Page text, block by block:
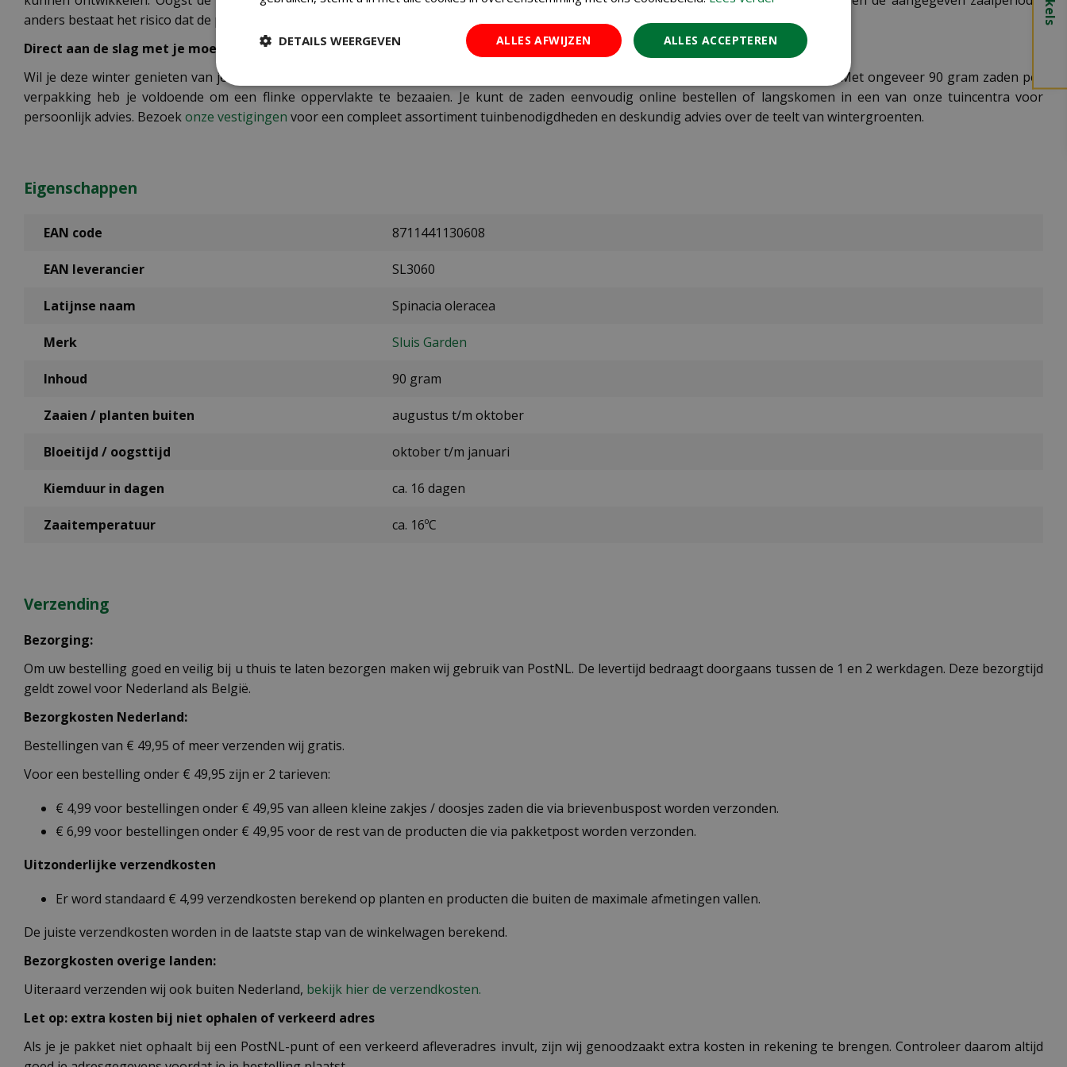
anders bestaat het risico dat de planten voortijdig doorschieten.
Direct aan de slag met je moestuin
Wil je deze winter genieten van je eigen verse spinazie? Bestel dan nu je Spinazie Winterreuzen zaden en start met je wintermoestuin. Met ongeveer 90 gram zaden per
verpakking heb je voldoende om een flinke oppervlakte te bezaaien. Je kunt de zaden eenvoudig online bestellen of langskomen in een van onze tuincentra voor
persoonlijk advies. Bezoekonze vestigingen voor een compleet assortiment tuinbenodigdheden en deskundig advies over de teelt van wintergroenten.
Eigenschappen
EAN code 8711441130608
EAN leverancier SL3060
Latijnse naam Spinacia oleracea
Merk Sluis Garden
Inhoud 90 gram
Zaaien / planten buiten augustus t/m oktober
Bloeitijd / oogsttijd oktober t/m januari
Kiemduur in dagen ca. 16 dagen
Zaaitemperatuur ca. 16ºC
Verzending
Bezorging:
Om uw bestelling goed en veilig bij u thuis te laten bezorgen maken wij gebruik van PostNL. De levertijd bedraagt doorgaans tussen de 1 en 2 werkdagen. Deze bezorgtijd
geldt zowel voor Nederland als België.
Bezorgkosten Nederland:
Bestellingen van € 49,95 of meer verzenden wij gratis.
Voor een bestelling onder € 49,95 zijn er 2 tarieven:
€ 4,99 voor bestellingen onder € 49,95 van alleen kleine zakjes / doosjes zaden die via brievenbuspost worden verzonden.
€ 6,99 voor bestellingen onder € 49,95 voor de rest van de producten die via pakketpost worden verzonden.
Uitzonderlijke verzendkosten
Er word standaard € 4,99 verzendkosten berekend op planten en producten die buiten de maximale afmetingen vallen.
De juiste verzendkosten worden in de laatste stap van de winkelwagen berekend.
Bezorgkosten overige landen:
Uiteraard verzenden wij ook buiten Nederland, bekijk hier de verzendkosten.
Let op: extra kosten bij niet ophalen of verkeerd adres
Als je je pakket niet ophaalt bij een PostNL-punt of een verkeerd afleveradres invult, zijn wij genoodzaakt extra kosten in rekening te brengen. Controleer daarom altijd
ALLES ACCEPTEREN
ALLES AFWIJZEN
DETAILS WEERGEVEN